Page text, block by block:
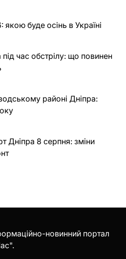
буде осінь в Україні
час обстрілу: що повинен
районі Дніпра:
Дніпра 8 серпня: зміни
новинний портал